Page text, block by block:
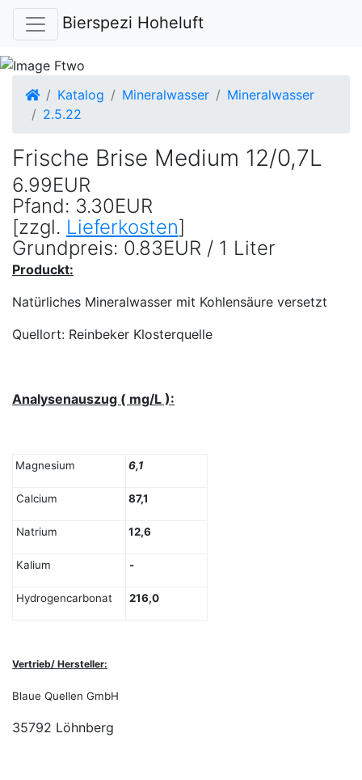
Bierspezi Hoheluft
Startseite
Katalog Mineralwasser
Mineralwasser
2.5.22
Frische Brise Medium 12/0,7L
6.99EUR
Pfand: 3.30EUR
[zzgl. Lieferkosten]
Grundpreis: 0.83EUR / 1 Liter
Produckt:
Natürliches Mineralwasser mit Kohlensäure versetzt
Quellort: Reinbeker Klosterquelle
Analysenauszug ( mg/L ):
Magnesium 6,1
Calcium 87,1
Natrium 12,6
Kalium -
Hydrogencarbonat 216,0
Vertrieb/ Hersteller:
Blaue Quellen GmbH
35792 Löhnberg